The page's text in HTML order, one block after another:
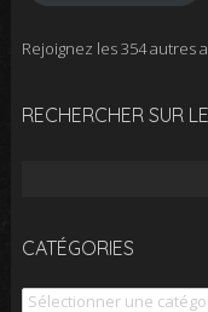
Rejoignez les 354 autres
RECHERCHER SUR
CATÉGORIES
Catégories